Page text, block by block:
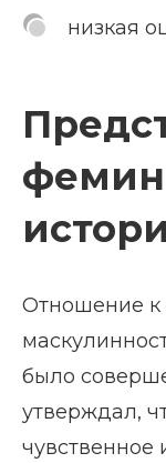
низкая
Отношение к
было
утверждал,
чувственное